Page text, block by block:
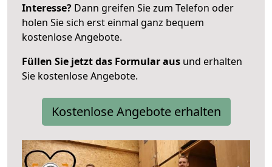
Interesse? Dann greifen Sie zum Telefon oder
holen Sie sich erst einmal ganz bequem
kostenlose Angebote.
Füllen Sie jetzt das Formular aus und erhalten
Sie kostenlose Angebote.
Kostenlose Angebote erhalten